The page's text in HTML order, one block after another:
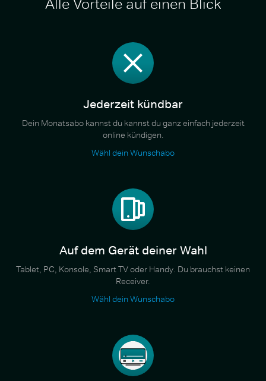
Alle Vorteile auf einen Blick
Jederzeit kündbar
Dein Monatsabo kannst du kannst du ganz einfach jederzeit
online kündigen.
Wähl dein Wunschabo
Auf dem Gerät deiner Wahl
Tablet, PC, Konsole, Smart TV oder Handy. Du brauchst keinen
Receiver.
Wähl dein Wunschabo